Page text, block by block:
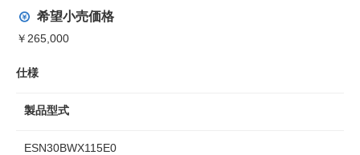
希望小売価格
￥265,000
仕様
製品型式
ESN30BWX115E0